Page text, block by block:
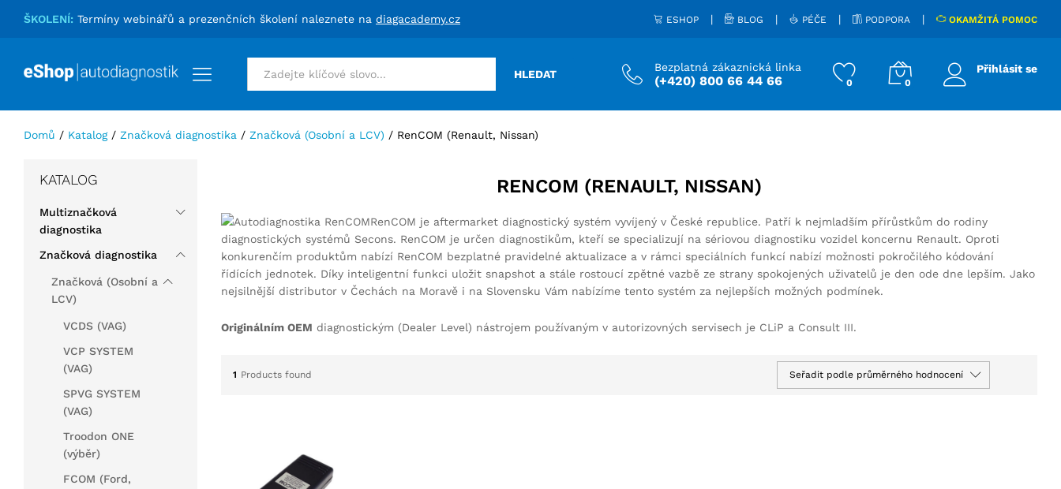
ŠKOLENÍ: Termíny webinářů a prezenčních školení naleznete na diagacademy.cz ESHOP | BLOG | PÉČE | PODPORA | OKAMŽITÁ POMOC
Vše HLEDAT
Bezplatná zákaznická linka
(+420) 800 66 44 66 0 0
Přihlásit se
Domů / Katalog / Značková diagnostika / Značková (Osobní a LCV) / RenCOM (Renault, Nissan)
RENCOM (RENAULT, NISSAN)
RenCOM je aftermarket diagnostický systém vyvíjený v České republice. Patří k nejmladším přírůstkům do rodiny
diagnostických systémů Secons. RenCOM je určen diagnostikům, kteří se specializují na sériovou diagnostiku vozidel koncernu Renault. Oproti
konkurenčím produktům nabízí RenCOM bezplatné pravidelné aktualizace a v rámci speciálních funkcí nabízí možnosti pokročilého kódování
řídících jednotek. Díky inteligentní funkci uložit snapshot a stále rostoucí zpětné vazbě ze strany spokojených uživatelů je den ode dne lepším. Jako
nejsilnější distributor v Čechách na Moravě i na Slovensku Vám nabízíme tento systém za nejlepších možných podmínek.
Originálním OEM diagnostickým (Dealer Level) nástrojem používaným v autorizovných servisech je CLiP a Consult III.
1 Products found Seřadit podle průměrného hodnocení
KATALOG
Multiznačková
diagnostika
Značková diagnostika
Značková (Osobní a
LCV)
VCDS (VAG)
VCP SYSTEM
(VAG)
SPVG SYSTEM
(VAG)
Troodon ONE
(výběr)
FCOM (Ford,